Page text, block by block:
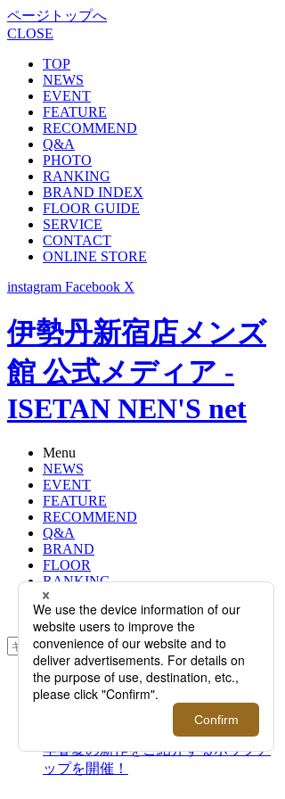
ページトップへ
CLOSE
TOP
NEWS
EVENT
FEATURE
RECOMMEND
Q&A
PHOTO
RANKING
BRAND INDEX
FLOOR GUIDE
SERVICE
CONTACT
ONLINE STORE
instagram Facebook X
伊勢丹新宿店メンズ
館 公式メディア -
ISETAN NEN'S net
Menu
NEWS
EVENT
FEATURE
RECOMMEND
Q&A
BRAND
FLOOR
RANKING
ONLINE STORE
SERVICE
検索
TOP
PHOTO
日本人とイギリス人が手掛けるシュ
ーズブランド＜ハロゲイト＞が2024
年春夏の新作をご紹介するポップア
ップを開催！